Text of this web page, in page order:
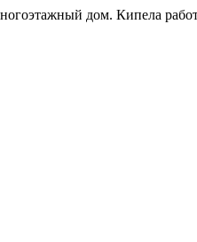
дом. Кипела